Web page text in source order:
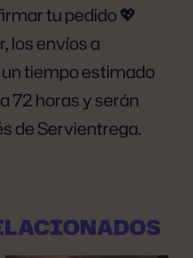
tu pedido 💖
los envíos a
tiempo estimado
72 horas y serán
de Servientrega.